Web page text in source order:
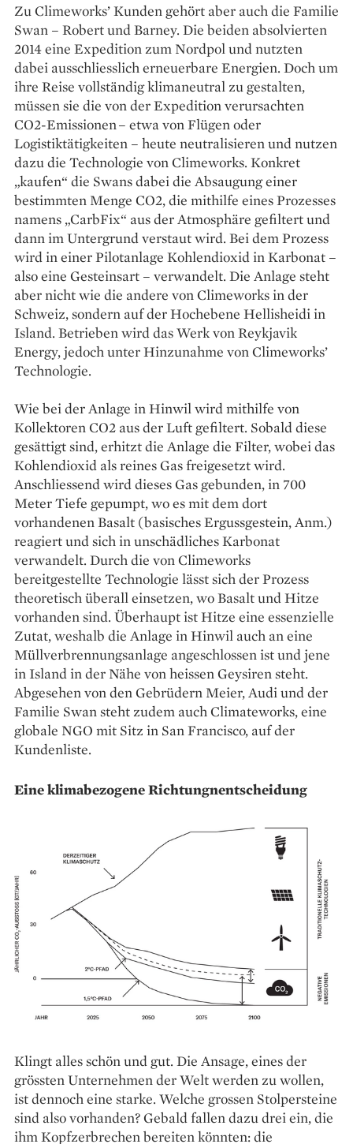
Zu Climeworks’ Kunden gehört aber auch die Familie
Swan – Robert und Barney. Die beiden ­absolvierten
2014 eine Expedition zum ­Nordpol und nutzten
dabei ausschliesslich ­erneuerbare Energien. Doch um
ihre Reise vollständig klimaneutral zu gestalten,
müssen sie die von der Expedition verursachten
CO2-Emissionen – etwa von Flügen oder
Logistiktätigkeiten – heute neutralisieren und nutzen
dazu die Technologie von Climeworks. Konkret
„kaufen“ die Swans dabei die Absaugung einer
bestimmten Menge CO2, die mithilfe eines Prozesses
namens „CarbFix“ aus der Atmosphäre gefiltert und
dann im Untergrund verstaut wird. Bei dem Prozess
wird in einer ­Pilotanlage Kohlendioxid in Karbonat –
also eine Gesteinsart – verwandelt. Die Anlage steht
aber nicht wie die andere von Climeworks in der
Schweiz, sondern auf der Hochebene Hellisheidi in
Island. Betrieben wird das Werk von Reykjavik
Energy, jedoch unter Hinzunahme von Climeworks’
Technologie.
Wie bei der Anlage in Hinwil wird mithilfe von
Kollektoren CO2 aus der Luft gefiltert. Sobald diese
gesättigt sind, ­erhitzt die Anlage die Filter, wobei das
Kohlendioxid als reines Gas freigesetzt wird.
Anschliessend wird dieses Gas gebunden, in 700
Meter Tiefe gepumpt, wo es mit dem dort
vorhandenen Basalt (basisches Ergussgestein, Anm.)
reagiert und sich in unschädliches Karbonat
verwandelt. Durch die von Climeworks
bereitgestellte Technologie lässt sich der Prozess
theore­tisch überall einsetzen, wo Basalt und Hitze
vorhanden sind. Überhaupt ist Hitze eine essenzielle
Zutat, weshalb die Anlage in Hinwil auch an eine
Müllverbrennungsanlage angeschlossen ist und jene
in Island in der Nähe von heissen Geysiren steht.
Abgesehen von den Gebrüdern Meier, Audi und der
Familie Swan steht zudem auch Climateworks, eine
globale NGO mit Sitz in San Francisco, auf der
Kundenliste.
Eine klimabezogene Richtungnentscheidung
Klingt alles schön und gut. Die ­Ansage, eines der
grössten Unternehmen der Welt werden zu wollen,
ist dennoch eine starke. Welche grossen Stolpersteine
sind also vorhanden? Gebald fallen dazu drei ein, die
ihm Kopfzerbrechen bereiten könnten: die